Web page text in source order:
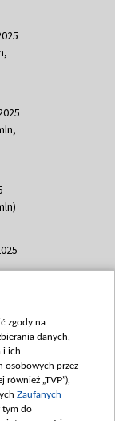
350
zgody na
danych,
i ich
osobowych przez
„TVP”),
Zaufanych
tym do